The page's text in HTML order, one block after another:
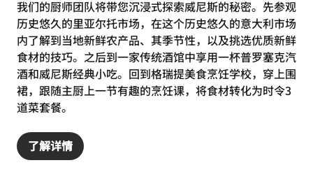
我们的厨师团队将带您沉浸式探索威尼斯的秘密。先参观
历史悠久的里亚尔托市场，在这个历史悠久的意大利市场
内了解到当地新鲜农产品、其季节性，以及挑选优质新鲜
食材的技巧。之后到一家传统酒馆中享用一杯普罗塞克汽
酒和威尼斯经典小吃。回到格瑞提美食烹饪学校，穿上围
裙，跟随主厨上一节有趣的烹饪课，将食材转化为时令3
道菜套餐。
了解详情